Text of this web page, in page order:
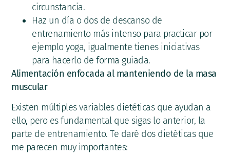
circunstancia.
Haz un día o dos de descanso de
entrenamiento más intenso para practicar por
ejemplo yoga, igualmente tienes iniciativas
para hacerlo de forma guiada.
Alimentación enfocada al manteniendo de la masa
muscular
Existen múltiples variables dietéticas que ayudan a
ello, pero es fundamental que sigas lo anterior, la
parte de entrenamiento. Te daré dos dietéticas que
me parecen muy importantes: